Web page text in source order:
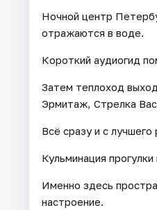
Ночной центр
отражаются в воде.
Короткий аудиогид
Затем теплоход
Эрмитаж, Стрелка
Всё сразу и с
Кульминация
Именно здесь
настроение.